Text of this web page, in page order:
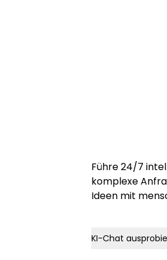
Führe 24/7
komplexe
Ideen mit
KI-Chat